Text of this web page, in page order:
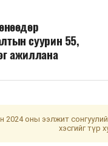
суурин 55,
ажиллана
оны ээлжит
хэсгийг түр